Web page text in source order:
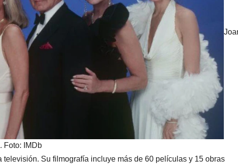
Foto: IMDb
televisión. Su filmografía incluye más de 60 películas y 15 obras